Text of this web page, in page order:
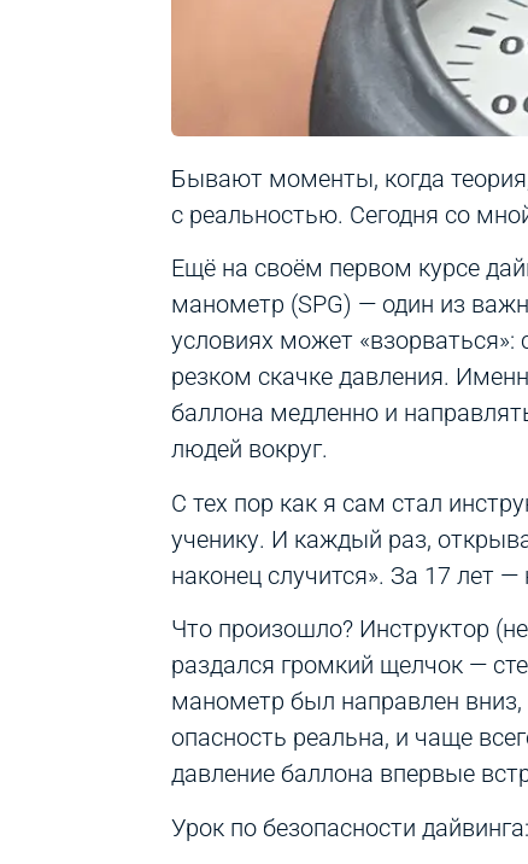
Бывают моменты, когда
с реальностью. Сегодня со
Ещё на своём первом курсе
манометр (SPG) — один из
условиях может
резком скачке давления.
баллона медленно и
людей вокруг.
С тех пор как я сам стал
ученику. И каждый раз,
наконец случится». За 17 лет
Что произошло? Инструктор
раздался громкий щелчок —
манометр был направлен
опасность реальна, и чаще
давление баллона впервые
Урок по безопасности дайвинга: